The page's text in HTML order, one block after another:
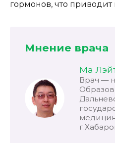
гормонов, что приводит
Мнение врача
Ма
Врач —